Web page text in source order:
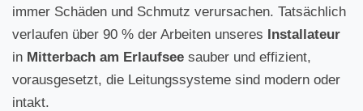
immer Schäden und Schmutz verursachen. Tatsächlich
verlaufen über 90 % der Arbeiten unseres Installateur
in Mitterbach am Erlaufsee sauber und effizient,
vorausgesetzt, die Leitungssysteme sind modern oder
intakt.